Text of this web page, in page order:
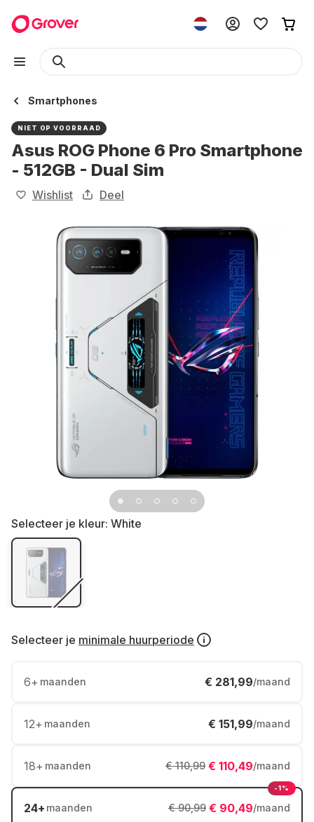
Smartphones
NIET OP VOORRAAD
Asus ROG Phone 6 Pro Smartphone
- 512GB - Dual Sim
Wishlist Deel
Selecteer je kleur: White
Selecteer je minimale huurperiode
6+ maanden € 281,99/maand
12+ maanden € 151,99/maand
18+ maanden € 110,49/maand
€ 110,99
24+ maanden € 90,49/maand
€ 90,99
-1%